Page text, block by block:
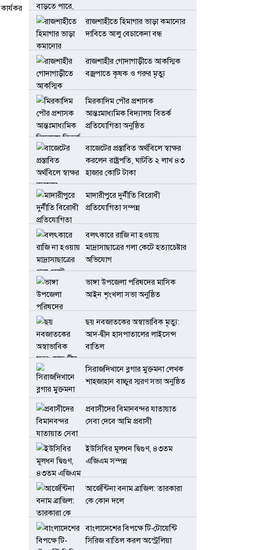
রাজশাহীতে হিমাগার ভাড়া কমানোর
দাবিতে আলু বেচাকেনা বন্ধ
রাজশাহীর গোদাগাড়ীতে আকস্মিক
বজ্রপাতে কৃষক ও গরুর মৃত্যু
মিরকাদিম পৌর প্রশাসক
আন্তঃমাধ্যমিক বিদ্যালয় বিতর্ক
প্রতিযোগিতা অনুষ্ঠিত
বাজেটের প্রস্তাবিত অর্থবিলে স্বাক্ষর
করলেন রাষ্ট্রপতি, ঘাটতি ২ লাখ ৪৩
হাজার কোটি টাকা
মাদারীপুরে দুর্নীতি বিরোধী
প্রতিযোগিতা সম্পন্ন
বলৎকারে রাজি না হওয়ায়
মাদ্রাসাছাত্রের গলা কেটে হত্যাচেষ্টার
অভিযোগ
ভাঙ্গা উপজেলা পরিষদের মাসিক
আইন শৃংখলা সভা অনুষ্ঠিত
ছয় নবজাতকের অস্বাভাবিক মৃত্যু:
আদ-দ্বীন হাসপাতালের লাইসেন্স
বাতিল
সিরাজদিখানে ব্লগার মুক্তমনা লেখক
শাহজাহান বাচ্চুর স্মরণ সভা অনুষ্ঠিত
প্রবাসীদের বিমানবন্দর যাতায়াত
সেবা দেবে আমি প্রবাসী
ইউসিবির মূলধন দ্বিগুণ, ৪৩তম
এজিএম সম্পন্ন
আর্জেন্টিনা বনাম ব্রাজিল: তারকারা
কে কোন দলে
বাংলাদেশের বিপক্ষে টি-টোয়েন্টি
সিরিজ বাতিল করল অস্ট্রেলিয়া